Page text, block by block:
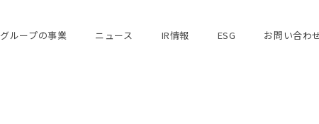
ループの事業 ニュース IR情報 ESG お問い合わ